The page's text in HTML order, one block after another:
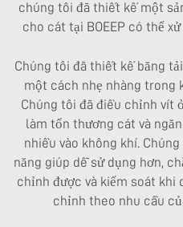
chúng tôi đã thiết kế một
cho cát tại BOEEP có thể
Chúng tôi đã thiết kế băng
một cách nhẹ nhàng trong
Chúng tôi đã điều chỉnh vít
làm tổn thương cát và
nhiều vào không khí.
năng giúp dễ sử dụng hơn,
chỉnh được và kiểm soát khi
chỉnh theo nhu cầu